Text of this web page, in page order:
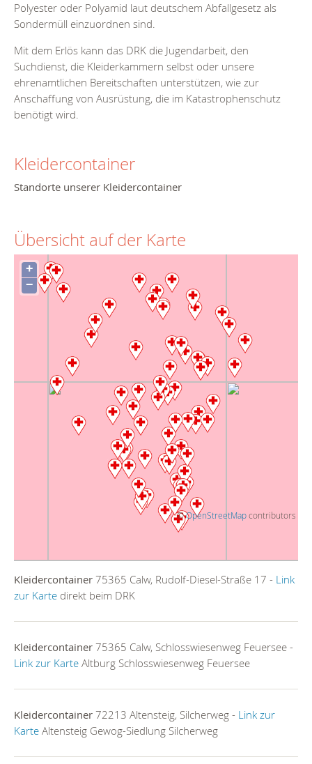
Polyester oder Polyamid laut deutschem Abfallgesetz als
Sondermüll einzuordnen sind.
Mit dem Erlös kann das DRK die Jugendarbeit, den
Suchdienst, die Kleiderkammern selbst oder unsere
ehrenamtlichen Bereitschaften unterstützen, wie zur
Anschaffung von Ausrüstung, die im Katastrophenschutz
benötigt wird.
Kleidercontainer
Standorte unserer Kleidercontainer
Übersicht auf der Karte
+
−
©OpenStreetMapcontributors
Kleidercontainer 75365 Calw, Rudolf-Diesel-Straße 17 - Link
zur Karte direkt beim DRK
Kleidercontainer 75365 Calw, Schlosswiesenweg Feuersee -
Link zur Karte Altburg Schlosswiesenweg Feuersee
Kleidercontainer 72213 Altensteig, Silcherweg - Link zur
Karte Altensteig Gewog-Siedlung Silcherweg